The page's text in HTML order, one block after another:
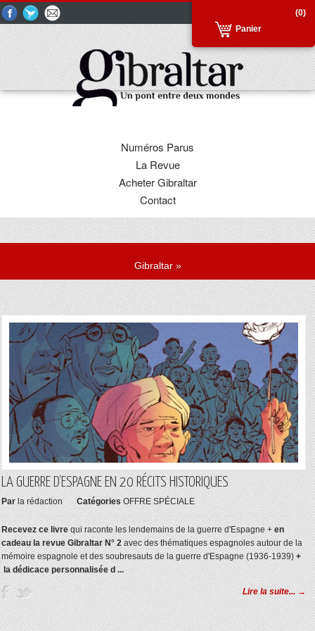
(0)
Panier
Numéros Parus
La Revue
Acheter Gibraltar
Contact
Gibraltar»
LA GUERRE D’ESPAGNE EN 20 RÉCITS HISTORIQUES
Par la rédaction Catégories OFFRE SPÉCIALE
Recevez ce livrequi raconte les lendemains de la guerre d'Espagne +en
cadeau la revue Gibraltar N° 2avec des thématiques espagnoles autour de la
mémoire espagnole et des soubresauts de la guerre d'Espagne (1936-1939)+
la dédicace personnalisée d ...
Lire la suite... →